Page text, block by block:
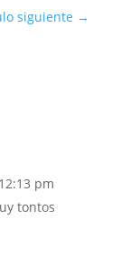
siguiente →
pm
tontos